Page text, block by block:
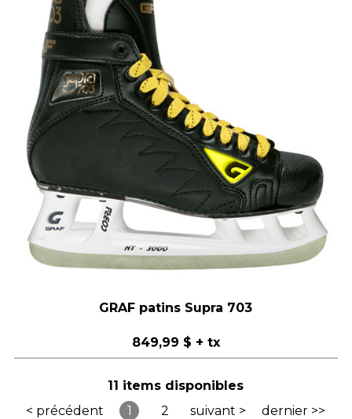
GRAF patins Supra 703
849,99 $ + tx
11 items disponibles
< précédent
1 2 suivant > dernier >>